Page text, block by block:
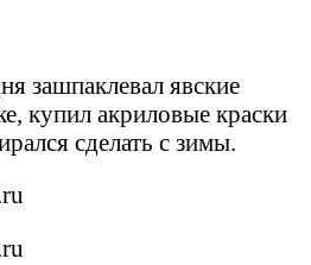
зашпаклевал явские
купил акриловые краски
сделать с зимы.